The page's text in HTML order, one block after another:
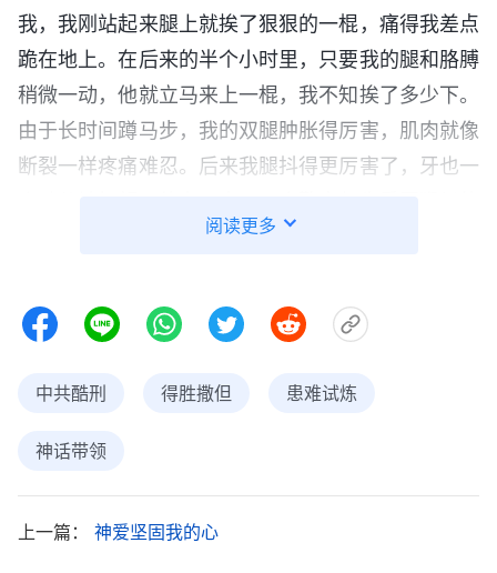
我，我刚站起来腿上就挨了狠狠的一棍，痛得我差点
跪在地上。在后来的半个小时里，只要我的腿和胳膊
稍微一动，他就立马来上一棍，我不知挨了多少下。
由于长时间蹲马步，我的双腿肿胀得厉害，肌肉就像
断裂一样疼痛难忍。后来我腿抖得更厉害了，牙也一
在旁边冷嘲热讽，不断地发出狰狞的笑声。我简直恨
证，想到神的话说：“ 当人把命都豁出来之时，那么
一切都不在话下了，谁也不能将其难倒了，什么能
比‘命’更重要呢？所以撒但在人身上无法再作什么，
向全宇的说话”的奥秘揭示・第三十六篇》
豁出去了！我连死都不怕还怕你们不成？你们几个大
阅读更多
中共酷刑 得胜撒但 患难试炼
神话带领
上一篇： 神爱坚固我的心